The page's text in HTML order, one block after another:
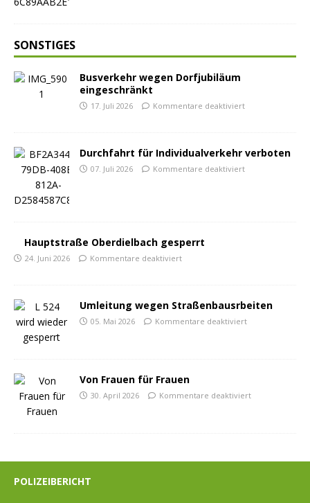
SONSTIGES
Busverkehr wegen Dorfjubiläum
eingeschränkt
17. Juli 2026 Kommentare deaktiviert
Durchfahrt für Individualverkehr verboten
07. Juli 2026 Kommentare deaktiviert
Hauptstraße Oberdielbach gesperrt
24. Juni 2026 Kommentare deaktiviert
Umleitung wegen Straßenbausrbeiten
05. Mai 2026 Kommentare deaktiviert
Von Frauen für Frauen
30. April 2026 Kommentare deaktiviert
POLIZEIBERICHT